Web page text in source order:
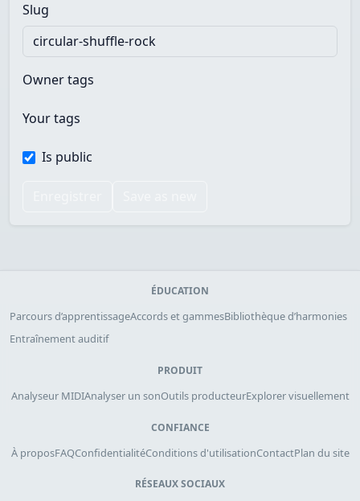
Slug
Owner tags
Your tags
Is public
ÉDUCATION
Parcours d’apprentissageAccords et gammesBibliothèque d’harmonies
Entraînement auditif
PRODUIT
Analyseur MIDIAnalyser un sonOutils producteurExplorer visuellement
CONFIANCE
À proposFAQConfidentialitéConditions d'utilisationContactPlan du site
RÉSEAUX SOCIAUX